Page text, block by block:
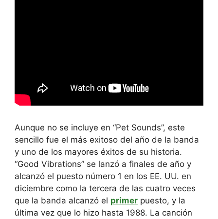
Aunque no se incluye en “Pet Sounds”, este
sencillo fue el más exitoso del año de la banda
y uno de los mayores éxitos de su historia.
“Good Vibrations” se lanzó a finales de año y
alcanzó el puesto número 1 en los EE. UU. en
diciembre como la tercera de las cuatro veces
que la banda alcanzó el primer puesto, y la
última vez que lo hizo hasta 1988. La canción